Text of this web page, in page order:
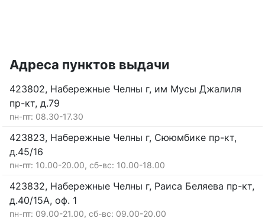
Адреса пунктов выдачи
423802, Набережные Челны г, им Мусы Джалиля
пр-кт, д.79
пн-пт: 08.30-17.30
423823, Набережные Челны г, Сююмбике пр-кт,
д.45/16
пн-пт: 10.00-20.00, сб-вс: 10.00-18.00
423832, Набережные Челны г, Раиса Беляева пр-кт,
д.40/15А, оф. 1
пн-пт: 09.00-21.00, сб-вс: 09.00-20.00